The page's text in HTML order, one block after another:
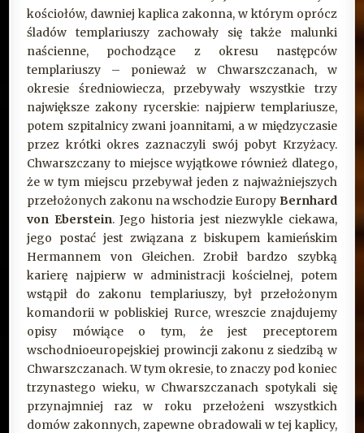
kościołów, dawniej kaplica zakonna, w którym oprócz
śladów templariuszy zachowały się także malunki
naścienne, pochodzące z okresu następców
templariuszy – ponieważ w Chwarszczanach, w
okresie średniowiecza, przebywały wszystkie trzy
największe zakony rycerskie: najpierw templariusze,
potem szpitalnicy zwani joannitami, a w międzyczasie
przez krótki okres zaznaczyli swój pobyt Krzyżacy.
Chwarszczany to miejsce wyjątkowe również dlatego,
że w tym miejscu przebywał jeden z najważniejszych
przełożonych zakonu na wschodzie Europy Bernhard
von Eberstein. Jego historia jest niezwykle ciekawa,
jego postać jest związana z biskupem kamieńskim
Hermannem von Gleichen. Zrobił bardzo szybką
karierę najpierw w administracji kościelnej, potem
wstąpił do zakonu templariuszy, był przełożonym
komandorii w pobliskiej Rurce, wreszcie znajdujemy
opisy mówiące o tym, że jest preceptorem
wschodnioeuropejskiej prowincji zakonu z siedzibą w
Chwarszczanach. W tym okresie, to znaczy pod koniec
trzynastego wieku, w Chwarszczanach spotykali się
przynajmniej raz w roku przełożeni wszystkich
domów zakonnych, zapewne obradowali w tej kaplicy,